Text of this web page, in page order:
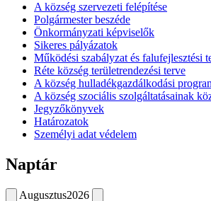
A község szervezeti felépítése
Polgármester beszéde
Önkormányzati képviselők
Sikeres pályázatok
Működési szabályzat és falufejlesztési
Réte község területrendezési terve
A község hulladékgazdálkodási
A község szociális szolgáltatásainak
Jegyzőkönyvek
Határozatok
Személyi adat védelem
Naptár
Augusztus2026